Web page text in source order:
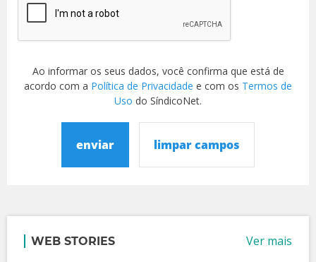
Ao informar os seus dados, você confirma que está de
acordo com a Política de Privacidade e com os Termos de
Uso do SíndicoNet.
enviar limpar campos
WEB STORIES Ver mais